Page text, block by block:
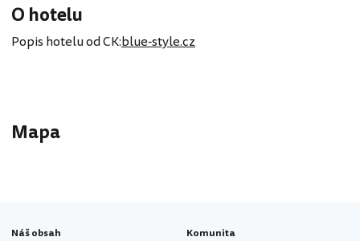
O hotelu
Popis hotelu od CK:blue-style.cz
Mapa
Náš obsah Komunita